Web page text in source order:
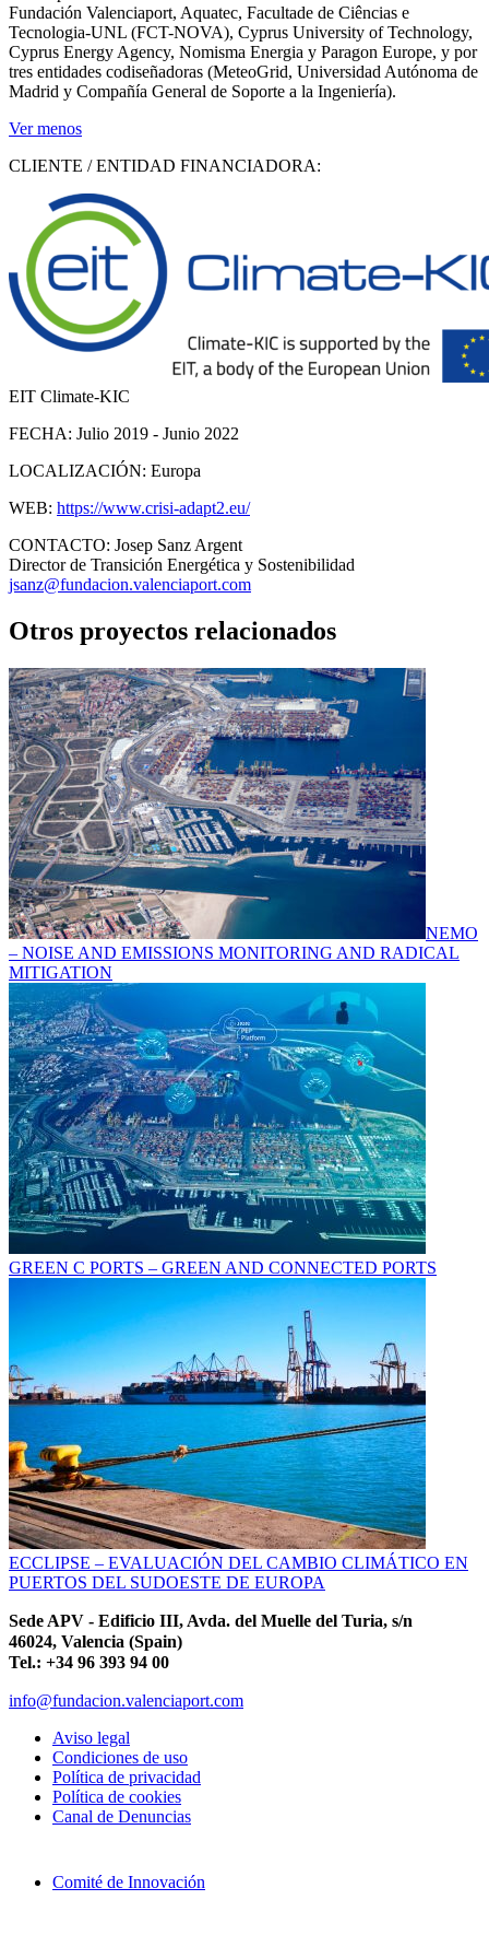
Fundación Valenciaport, Aquatec, Facultade de Ciências e
Tecnologia-UNL (FCT-NOVA), Cyprus University of Technology,
Cyprus Energy Agency, Nomisma Energia y Paragon Europe, y por
tres entidades codiseñadoras (MeteoGrid, Universidad Autónoma de
Madrid y Compañía General de Soporte a la Ingeniería).
Ver menos
CLIENTE / ENTIDAD FINANCIADORA:
EIT Climate-KIC
FECHA: Julio 2019 - Junio 2022
LOCALIZACIÓN: Europa
WEB: https://www.crisi-adapt2.eu/
CONTACTO: Josep Sanz Argent
Director de Transición Energética y Sostenibilidad
jsanz@fundacion.valenciaport.com
Otros proyectos relacionados
NEMO
– NOISE AND EMISSIONS MONITORING AND RADICAL
MITIGATION
GREEN C PORTS – GREEN AND CONNECTED PORTS
ECCLIPSE – EVALUACIÓN DEL CAMBIO CLIMÁTICO EN
PUERTOS DEL SUDOESTE DE EUROPA
Sede APV - Edificio III, Avda. del Muelle del Turia, s/n
46024, Valencia (Spain)
Tel.: +34 96 393 94 00
info@fundacion.valenciaport.com
Aviso legal
Condiciones de uso
Política de privacidad
Política de cookies
Canal de Denuncias
Comité de Innovación